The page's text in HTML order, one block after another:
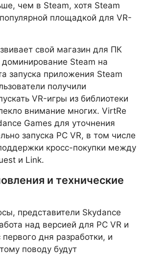
чем в Steam, хотя Steam
площадкой для VR-
свой магазин для ПК
Steam на
запуска приложения Steam
получили
VR-игры из библиотеки
внимание многих. VirtRe
Games для уточнения
запуска PC VR, в том числе
кросс-покупки между
и Link.
и технические
представители Skydance
над версией для PC VR и
дня разработки, и
поводу будут